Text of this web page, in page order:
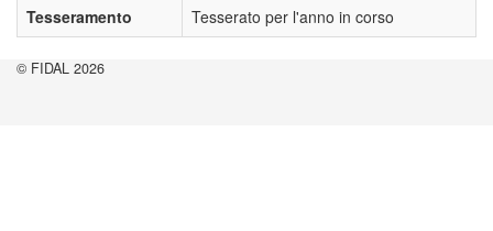
Tesseramento
Tesserato per l'anno in corso
© FIDAL 2026